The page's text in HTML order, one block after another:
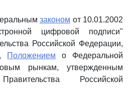
законом от 10.01.2002
цифровой подписи"
Российской Федерации,
Положением о Федеральной
рынкам, утвержденным
Российской